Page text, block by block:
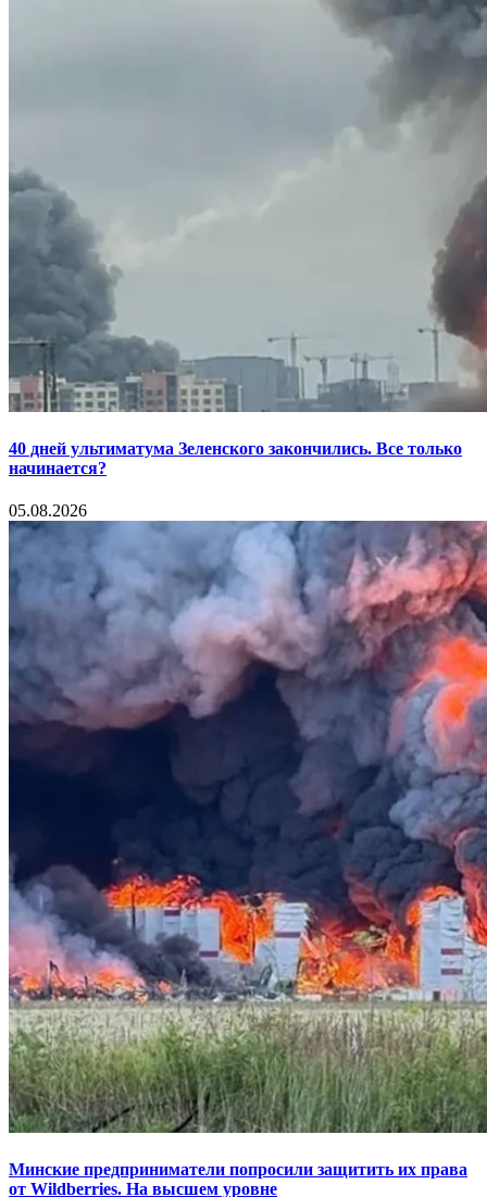
40 дней ультиматума Зеленского закончились. Все только
начинается?
05.08.2026
Минские предприниматели попросили защитить их права
от Wildberries. На высшем уровне